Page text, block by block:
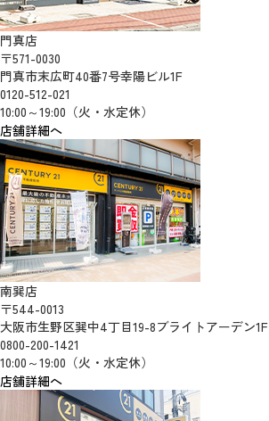
門真店
〒571-0030
門真市末広町40番7号幸陽ビル1F
0120-512-021
10:00～19:00（火・水定休）
店舗詳細へ
南巽店
〒544-0013
大阪市生野区巽中4丁目19-8ブライトアーデン1F
0800-200-1421
10:00～19:00（火・水定休）
店舗詳細へ